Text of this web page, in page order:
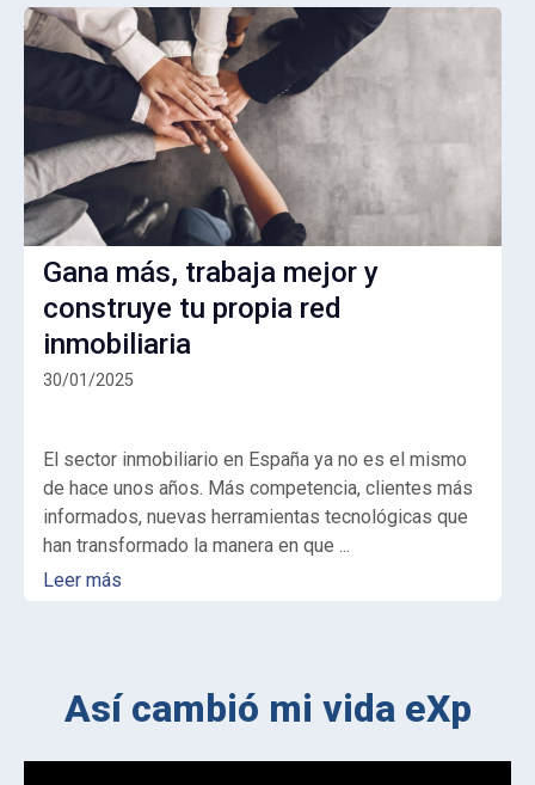
Gana más, trabaja mejor y
construye tu propia red
inmobiliaria
30/01/2025
El sector inmobiliario en España ya no es el mismo
de hace unos años. Más competencia, clientes más
informados, nuevas herramientas tecnológicas que
han transformado la manera en que ...
Leer más
Así cambió mi vida eXp